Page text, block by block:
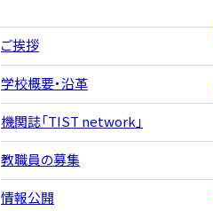
ご挨拶
学校概要・沿革
機関誌「TIST network」
教職員の募集
情報公開